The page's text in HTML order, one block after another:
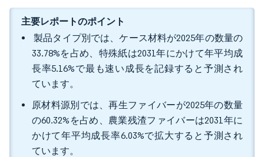
主要レポートのポイント
製品タイプ別では、ケース材料が2025年の数量の
33.78%を占め、特殊紙は2031年にかけて年平均成
長率5.16%で最も速い成長を記録すると予測され
ています。
原材料源別では、再生ファイバーが2025年の数量
の60.32%を占め、農業残渣ファイバーは2031年に
かけて年平均成長率6.03%で拡大すると予測され
ています。